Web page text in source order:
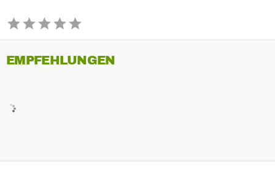
EMPFEHLUNGEN